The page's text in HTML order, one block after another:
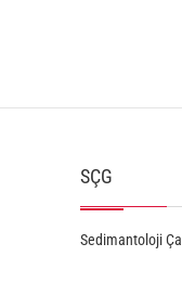
SÇG
Sedimantoloji